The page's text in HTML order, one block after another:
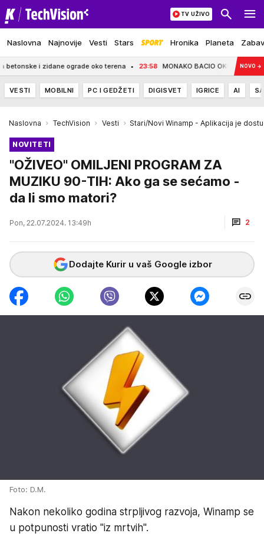
Naslovna Najnovije Vesti Stars Hronika Planeta
TV UŽIVO
i zidane ograde oko terena 23:58 MONAKO BACIO OKO NA LUKAKUA!NOVO →
VESTI MOBILNI PC I GEDŽETI DIGISVET IGRICE AI
Naslovna TechVision Vesti Stari/Novi Winamp - Aplikacija je
NOVITETI
"OŽIVEO" OMILJENI PROGRAM ZA
MUZIKU 90-TIH: Ako ga se sećamo -
da li smo matori?
Pon, 22.07.2024. 13:49h 2
Dodajte Kurir u vaš Google izbor
Foto: D.M.
Nakon nekoliko godina strpljivog razvoja, Winamp se
u potpunosti vratio "iz mrtvih".